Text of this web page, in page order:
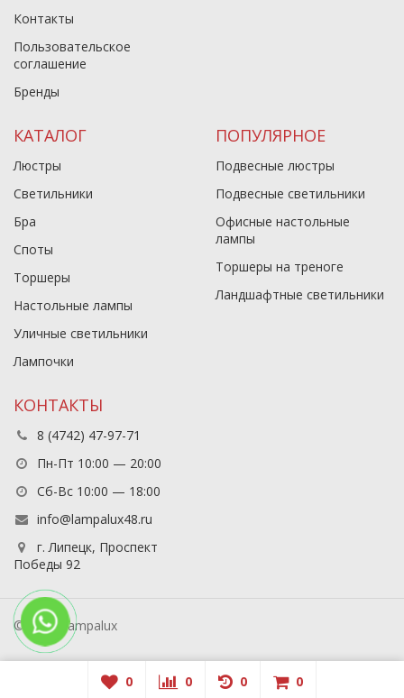
Контакты
Пользовательское
соглашение
Бренды
КАТАЛОГ
Люстры
Светильники
Бра
Споты
Торшеры
Настольные лампы
Уличные светильники
Лампочки
ПОПУЛЯРНОЕ
Подвесные люстры
Подвесные светильники
Офисные настольные
лампы
Торшеры на треноге
Ландшафтные светильники
КОНТАКТЫ
8 (4742) 47-97-71
Пн-Пт 10:00 — 20:00
Сб-Вс 10:00 — 18:00
info@lampalux48.ru
г. Липецк, Проспект
Победы 92
© 2026 Lampalux
0 0 0 0